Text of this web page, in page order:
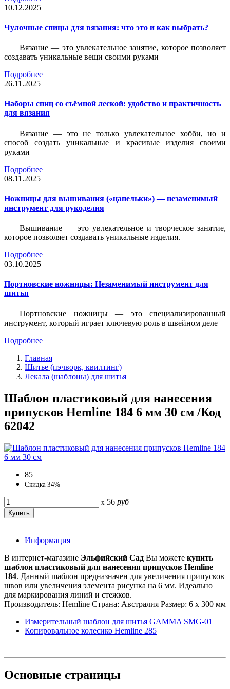
10.12.2025
Чулочные спицы для вязания: что это и как выбрать?
Вязание — это увлекательное занятие, которое позволяет
создавать уникальные вещи своими руками
Подробнее
26.11.2025
Наборы спиц со съёмной леской: удобство и практичность
для вязания
Вязание — это не только увлекательное хобби, но и
способ создать уникальные и красивые изделия своими
руками
Подробнее
08.11.2025
Ножницы для вышивания («цапельки») — незаменимый
инструмент для рукоделия
Вышивание — это увлекательное и творческое занятие,
которое позволяет создавать уникальные изделия.
Подробнее
03.10.2025
Портновские ножницы: Незаменимый инструмент для
шитья
Портновские ножницы — это специализированный
инструмент, который играет ключевую роль в швейном деле
Подробнее
Главная
Шитье (пэчворк, квилтинг)
Лекала (шаблоны) для шитья
Шаблон пластиковый для нанесения
припусков Hemline 184 6 мм 30 см /Код
62042
85
Скидка 34%
x 56 руб
Информация
В интернет-магазине Эльфийский Сад Вы можете купить
шаблон пластиковый для нанесения припусков Hemline
184. Данный шаблон предназначен для увеличения припусков
швов или увеличения элемента рисунка на 6 мм. Идеально
для маркирования линий и стежков.
Производитель: Hemline Страна: Австралия Размер: 6 х 300 мм
Измерительный шаблон для шитья GAMMA SMG-01
Копировальное колесико Hemline 285
Основные страницы